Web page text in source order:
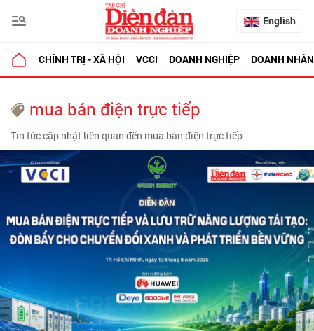
English
CHÍNH TRỊ - XÃ HỘI VCCI DOANH NGHIỆP DOANH NHÂN
mua bán điện trực tiếp
Tin tức cập nhật liên quan đến mua bán điện trực tiếp